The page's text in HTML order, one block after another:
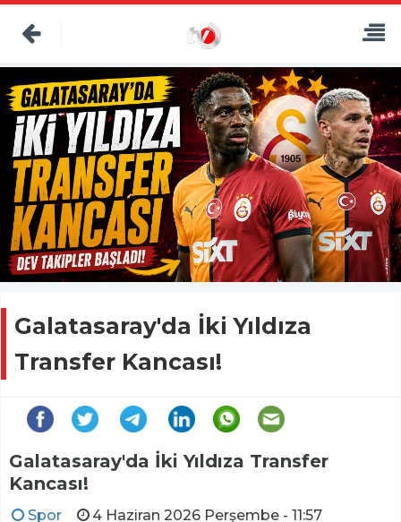
Galatasaray'da İki Yıldıza
Transfer Kancası!
Galatasaray'da İki Yıldıza Transfer
Kancası!
Spor 4 Haziran 2026 Perşembe - 11:57